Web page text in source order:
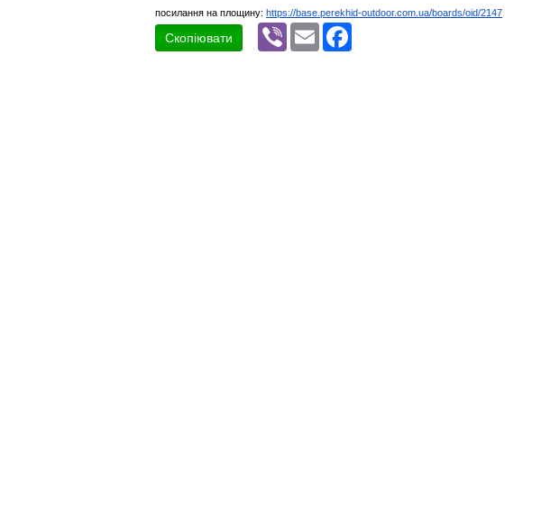
посилання на площину: https://base.perekhid-outdoor.com.ua/boards/oid/2147
Скопіювати
Viber Email